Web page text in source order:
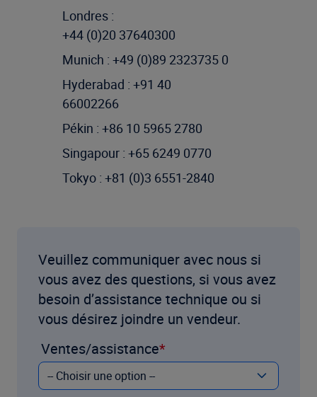
Londres :
+44 (0)20 37640300
Munich : +49 (0)89 2323735 0
Hyderabad : +91 40
66002266
Pékin : +86 10 5965 2780
Singapour : +65 6249 0770
Tokyo : +81 (0)3 6551-2840
Veuillez communiquer avec nous si
vous avez des questions, si vous avez
besoin d’assistance technique ou si
vous désirez joindre un vendeur.
Ventes/assistance